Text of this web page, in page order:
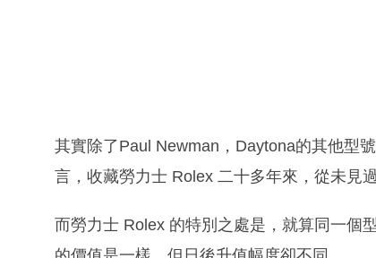
其實除了Paul Newman，Daytona的其他型
言，收藏勞力士 Rolex 二十多年來，從未見
而勞力士 Rolex 的特別之處是，就算同一個